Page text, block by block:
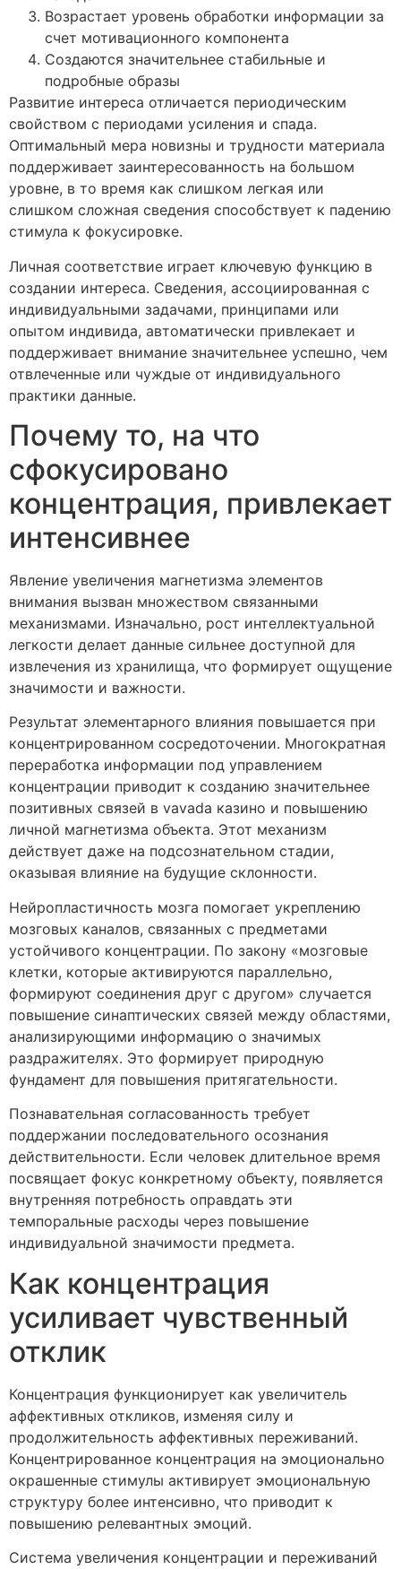
Возрастает уровень обработки информации за
счет мотивационного компонента
Создаются значительнее стабильные и
подробные образы
Развитие интереса отличается периодическим
свойством с периодами усиления и спада.
Оптимальный мера новизны и трудности материала
поддерживает заинтересованность на большом
уровне, в то время как слишком легкая или
слишком сложная сведения способствует к падению
стимула к фокусировке.
Личная соответствие играет ключевую функцию в
создании интереса. Сведения, ассоциированная с
индивидуальными задачами, принципами или
опытом индивида, автоматически привлекает и
поддерживает внимание значительнее успешно, чем
отвлеченные или чуждые от индивидуального
практики данные.
Почему то, на что
сфокусировано
концентрация, привлекает
интенсивнее
Явление увеличения магнетизма элементов
внимания вызван множеством связанными
механизмами. Изначально, рост интеллектуальной
легкости делает данные сильнее доступной для
извлечения из хранилища, что формирует ощущение
значимости и важности.
Результат элементарного влияния повышается при
концентрированном сосредоточении. Многократная
переработка информации под управлением
концентрации приводит к созданию значительнее
позитивных связей в vavada казино и повышению
личной магнетизма объекта. Этот механизм
действует даже на подсознательном стадии,
оказывая влияние на будущие склонности.
Нейропластичность мозга помогает укреплению
мозговых каналов, связанных с предметами
устойчивого концентрации. По закону «мозговые
клетки, которые активируются параллельно,
формируют соединения друг с другом» случается
повышение синаптических связей между областями,
анализирующими информацию о значимых
раздражителях. Это формирует природную
фундамент для повышения притягательности.
Познавательная согласованность требует
поддержании последовательного осознания
действительности. Если человек длительное время
посвящает фокус конкретному объекту, появляется
внутренняя потребность оправдать эти
темпоральные расходы через повышение
индивидуальной значимости предмета.
Как концентрация
усиливает чувственный
отклик
Концентрация функционирует как увеличитель
аффективных откликов, изменяя силу и
продолжительность аффективных переживаний.
Концентрированное концентрация на эмоционально
окрашенные стимулы активирует эмоциональную
структуру более интенсивно, что приводит к
повышению релевантных эмоций.
Система увеличения концентрации и переживаний